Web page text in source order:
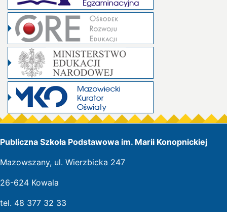
Publiczna Szkoła Podstawowa im. Marii Konopnickiej
Mazowszany, ul. Wierzbicka 247
26-624 Kowala
tel. 48 377 32 33